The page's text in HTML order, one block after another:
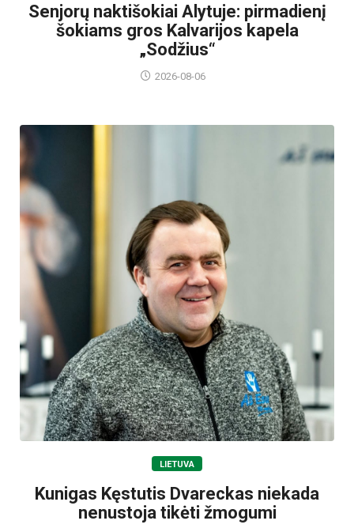
Senjorų naktišokiai Alytuje: pirmadienį
šokiams gros Kalvarijos kapela
„Sodžius“
2026-08-06
LIETUVA
Kunigas Kęstutis Dvareckas niekada
nenustoja tikėti žmogumi